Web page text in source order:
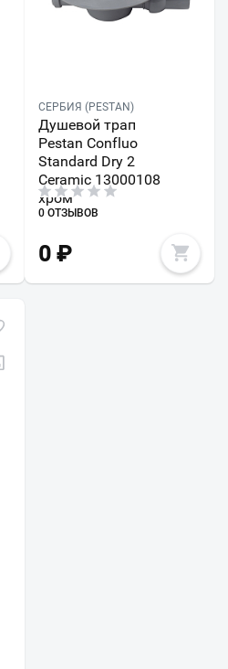
СЕРБИЯ (PESTAN)
Душевой трап
Pestan Confluo
Standard Dry 2
Ceramic 13000108
хром
0 ОТЗЫВОВ
0₽